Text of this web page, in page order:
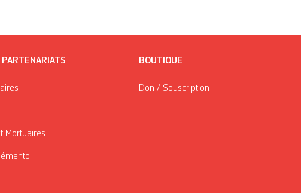
Mortuaires
BOUTIQUE
Don / Souscription